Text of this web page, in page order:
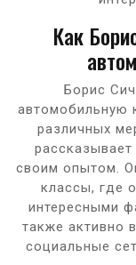
Как
Борис
автомобильную
различных
своим опытом.
классы, где
интересными
также активно
социальные